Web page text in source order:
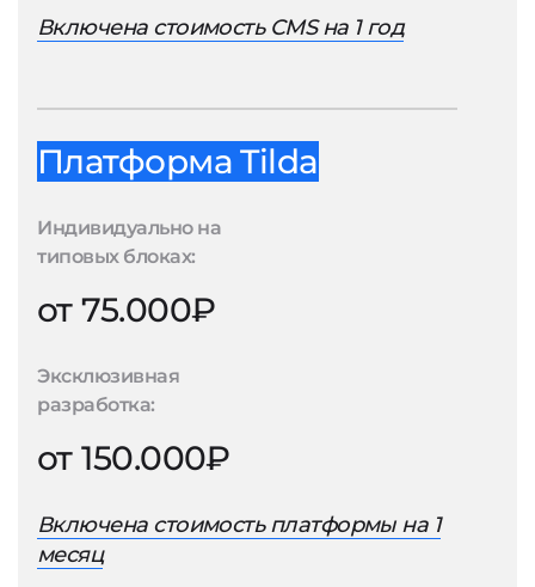
Включена стоимость CMS на 1 год
Платформа Tilda
Индивидуально на
типовых блоках:
от 75.000₽
Эксклюзивная
разработка:
от 150.000₽
Включена стоимость платформы на 1
месяц